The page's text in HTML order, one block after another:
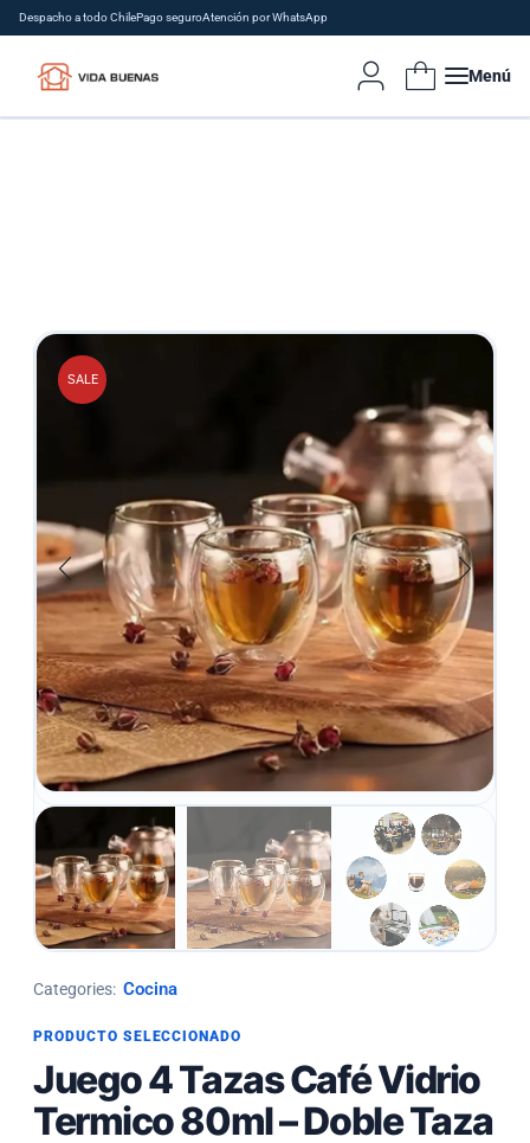
Despacho a todo ChilePago seguroAtención por WhatsApp
Menú
SALE
PRODUCTO SELECCIONADO
Juego 4 Tazas Café Vidrio
Termico 80ml – Doble Taza
Categories: Cocina